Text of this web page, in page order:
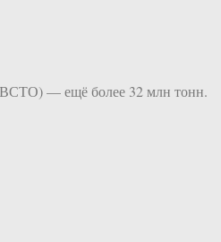
ВСТО) — ещё более 32 млн тонн.